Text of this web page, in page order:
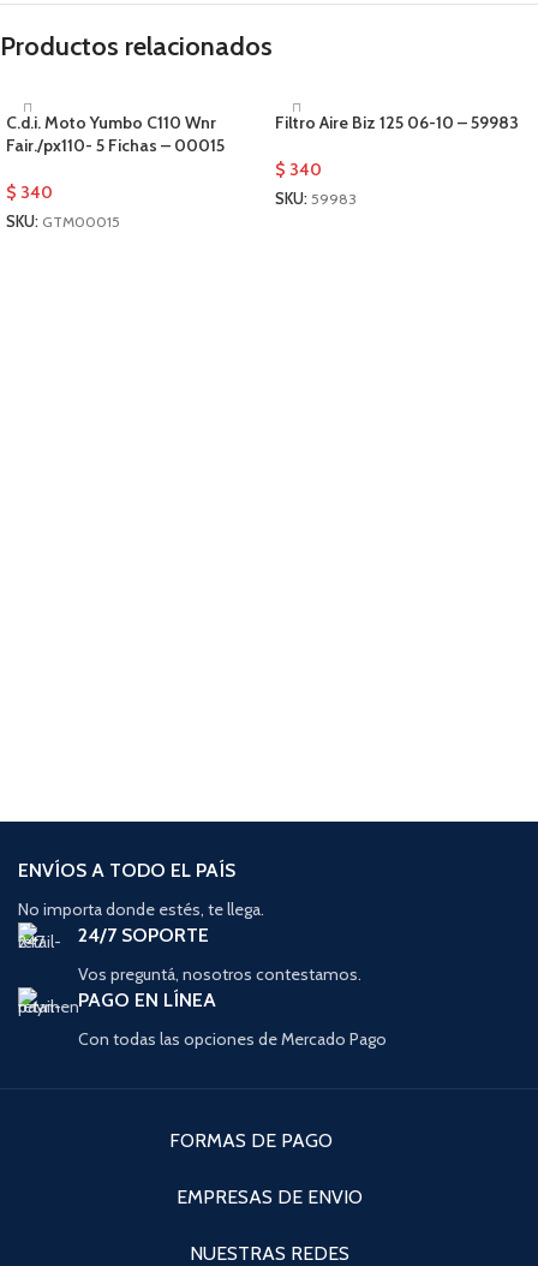
Productos relacionados
C.d.i. Moto Yumbo C110 Wnr
Fair./px110- 5 Fichas – 00015
$ 340
SKU: GTM00015
Filtro Aire Biz 125 06-10 – 59983
$ 340
SKU: 59983
ENVÍOS A TODO EL PAÍS
No importa donde estés, te llega.
24/7 SOPORTE
Vos preguntá, nosotros contestamos.
PAGO EN LÍNEA
Con todas las opciones de Mercado Pago
FORMAS DE PAGO
EMPRESAS DE ENVIO
NUESTRAS REDES